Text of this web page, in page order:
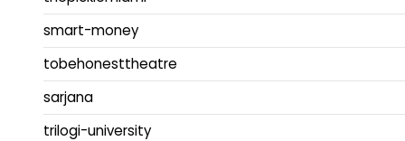
smart-money
tobehonesttheatre
sarjana
trilogi-university